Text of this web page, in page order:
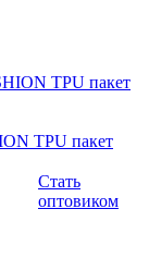
TPU пакет
Стать
оптовиком